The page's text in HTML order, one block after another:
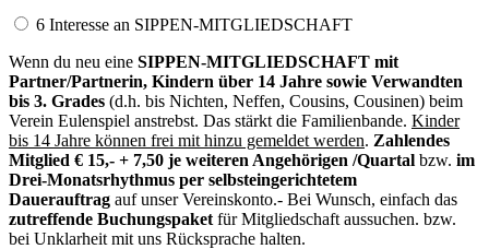
6 Interesse an SIPPEN-MITGLIEDSCHAFT
Wenn du neu eine SIPPEN-MITGLIEDSCHAFT mit
Partner/Partnerin, Kindern über 14 Jahre sowie Verwandten
bis 3. Grades (d.h. bis Nichten, Neffen, Cousins, Cousinen) beim
Verein Eulenspiel anstrebst. Das stärkt die Familienbande. Kinder
bis 14 Jahre können frei mit hinzu gemeldet werden. Zahlendes
Mitglied € 15,- + 7,50 je weiteren Angehörigen /Quartal bzw. im
Drei-Monatsrhythmus per selbsteingerichtetem
Dauerauftrag auf unser Vereinskonto.- Bei Wunsch, einfach das
zutreffende Buchungspaket für Mitgliedschaft aussuchen. bzw.
bei Unklarheit mit uns Rücksprache halten.